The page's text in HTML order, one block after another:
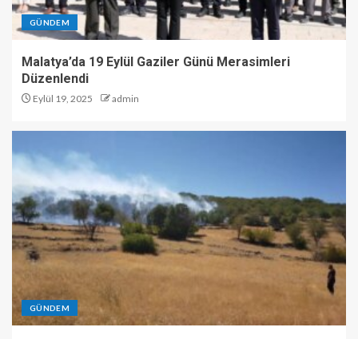
GÜNDEM
Malatya’da 19 Eylül Gaziler Günü Merasimleri
Düzenlendi
Eylül 19, 2025 admin
GÜNDEM